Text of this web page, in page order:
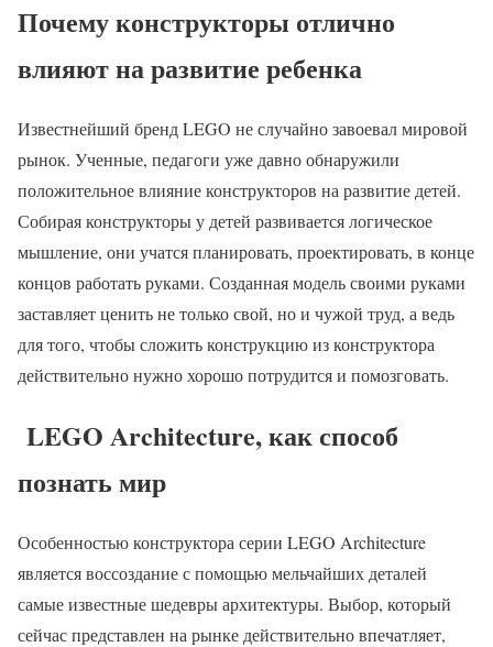
Почему конструкторы отлично
влияют на развитие ребенка
Известнейший бренд LEGO не случайно завоевал мировой
рынок. Ученные, педагоги уже давно обнаружили
положительное влияние конструкторов на развитие детей.
Собирая конструкторы у детей развивается логическое
мышление, они учатся планировать, проектировать, в конце
концов работать руками. Созданная модель своими руками
заставляет ценить не только свой, но и чужой труд, а ведь
для того, чтобы сложить конструкцию из конструктора
действительно нужно хорошо потрудится и помозговать.
LEGO Architecture, как способ
познать мир
Особенностью конструктора серии LEGO Architecture
является воссоздание с помощью мельчайших деталей
самые известные шедевры архитектуры. Выбор, который
сейчас представлен на рынке действительно впечатляет,